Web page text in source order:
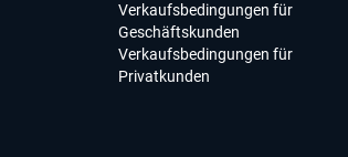
Verkaufsbedingungen für
Geschäftskunden
Verkaufsbedingungen für
Privatkunden